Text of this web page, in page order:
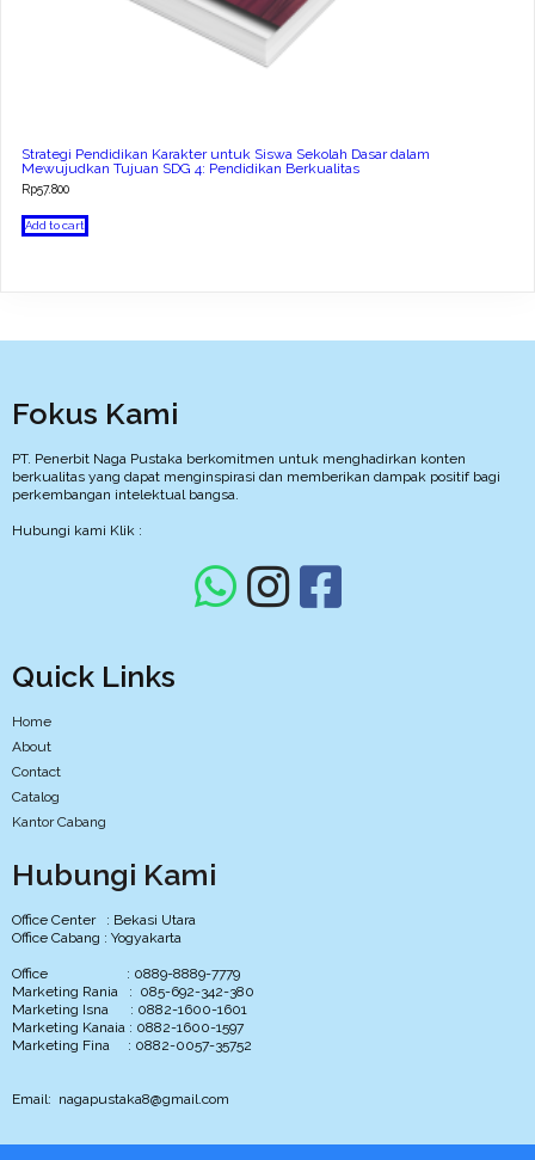
Strategi Pendidikan Karakter untuk Siswa Sekolah Dasar dalam
Mewujudkan Tujuan SDG 4: Pendidikan Berkualitas
Rp57.800
Add to cart
Fokus Kami
PT. Penerbit Naga Pustaka berkomitmen untuk menghadirkan konten
berkualitas yang dapat menginspirasi dan memberikan dampak positif bagi
perkembangan intelektual bangsa.
Hubungi kami Klik :
Quick Links
Home
About
Contact
Catalog
Kantor Cabang
Hubungi Kami
Office Center : Bekasi Utara
Office Cabang : Yogyakarta
Office : 0889-8889-7779
Marketing Rania : 085-692-342-380
Marketing Isna : 0882-1600-1601
Marketing Kanaia : 0882-1600-1597
Marketing Fina : 0882-0057-35752
Email: nagapustaka8@gmail.com